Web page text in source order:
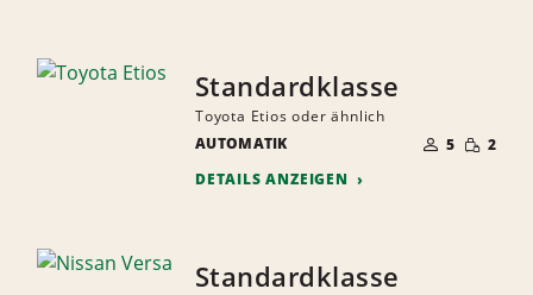
Standardklasse
Toyota Etios oder ähnlich
AUTOMATIK
DER
MITFAHRER
5 GERINGE
MENGE
2
DETAILS ANZEIGEN
Standardklasse